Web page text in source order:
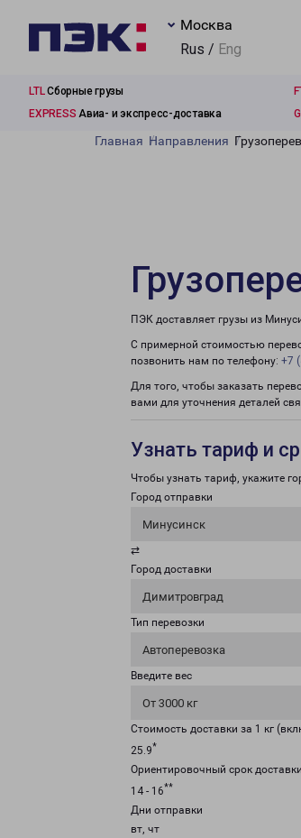
Москва
Rus / Eng
LTLСборные грузы
EXPRESS Авиа- и экспресс-доставка
Главная Направления
ПЭК доставляет грузы из
С примерной стоимостью
позвонить нам по телефону: +7
Для того, чтобы заказать
вами для уточнения деталей
Узнать тариф и
Чтобы узнать тариф, укажите
Город отправки
Минусинск
⇄
Город доставки
Димитровград
Тип перевозки
Автоперевозка
Введите вес
От 3000 кг
Стоимость доставки за 1 кг
25.9*
Ориентировочный срок доставки
14 - 16**
Дни отправки
вт, чт